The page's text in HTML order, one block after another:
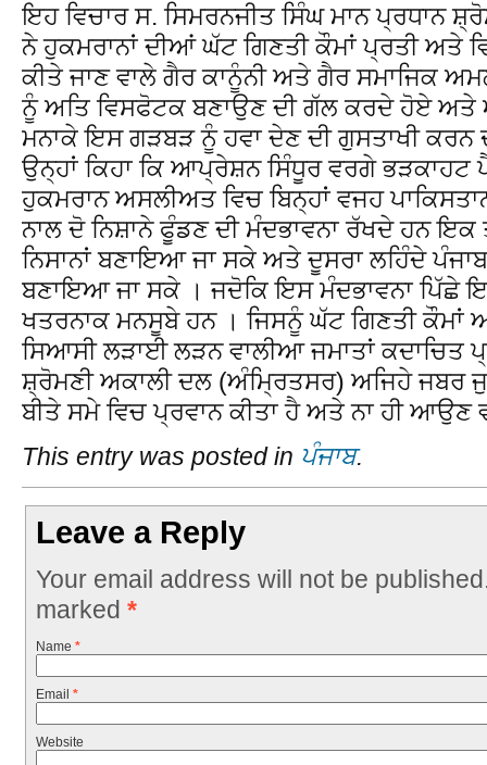
ਇਹ ਵਿਚਾਰ ਸ. ਸਿਮਰਨਜੀਤ ਸਿੰਘ ਮਾਨ ਪ੍ਰਧਾਨ
ਨੇ ਹੁਕਮਰਾਨਾਂ ਦੀਆਂ ਘੱਟ ਗਿਣਤੀ ਕੌਮਾਂ ਪ੍ਰਤੀ ਅਤੇ
ਕੀਤੇ ਜਾਣ ਵਾਲੇ ਗੈਰ ਕਾਨੂੰਨੀ ਅਤੇ ਗੈਰ ਸਮਾਜਿਕ
ਨੂੰ ਅਤਿ ਵਿਸਫੋਟਕ ਬਣਾਉਣ ਦੀ ਗੱਲ ਕਰਦੇ ਹੋਏ
ਮਨਾਕੇ ਇਸ ਗੜਬੜ ਨੂੰ ਹਵਾ ਦੇਣ ਦੀ ਗੁਸਤਾਖੀ
ਉਨ੍ਹਾਂ ਕਿਹਾ ਕਿ ਆਪ੍ਰੇਸ਼ਨ ਸਿੰਧੂਰ ਵਰਗੇ
ਹੁਕਮਰਾਨ ਅਸਲੀਅਤ ਵਿਚ ਬਿਨ੍ਹਾਂ ਵਜਹ
ਨਾਲ ਦੋ ਨਿਸ਼ਾਨੇ ਫੂੰਡਣ ਦੀ ਮੰਦਭਾਵਨਾ ਰੱਖਦੇ ਹਨ ਇਕ
ਨਿਸਾਨਾਂ ਬਣਾਇਆ ਜਾ ਸਕੇ ਅਤੇ ਦੂਸਰਾ ਲਹਿੰਦੇ ਪੰਜਾਬ
ਬਣਾਇਆ ਜਾ ਸਕੇ । ਜਦੋਕਿ ਇਸ ਮੰਦਭਾਵਨਾ ਪਿੱਛੇ
ਖਤਰਨਾਕ ਮਨਸੂਬੇ ਹਨ । ਜਿਸਨੂੰ ਘੱਟ ਗਿਣਤੀ ਕੌਮਾਂ
ਸਿਆਸੀ ਲੜਾਈ ਲੜਨ ਵਾਲੀਆ ਜਮਾਤਾਂ ਕਦਾਚਿਤ
ਸ਼੍ਰੋਮਣੀ ਅਕਾਲੀ ਦਲ (ਅੰਮ੍ਰਿਤਸਰ) ਅਜਿਹੇ ਜਬਰ
ਬੀਤੇ ਸਮੇ ਵਿਚ ਪ੍ਰਵਾਨ ਕੀਤਾ ਹੈ ਅਤੇ ਨਾ ਹੀ ਆਉਣ
This entry was posted in ਪੰਜਾਬ.
Leave a Reply
Your email address will not be
marked *
Name *
Email *
Website